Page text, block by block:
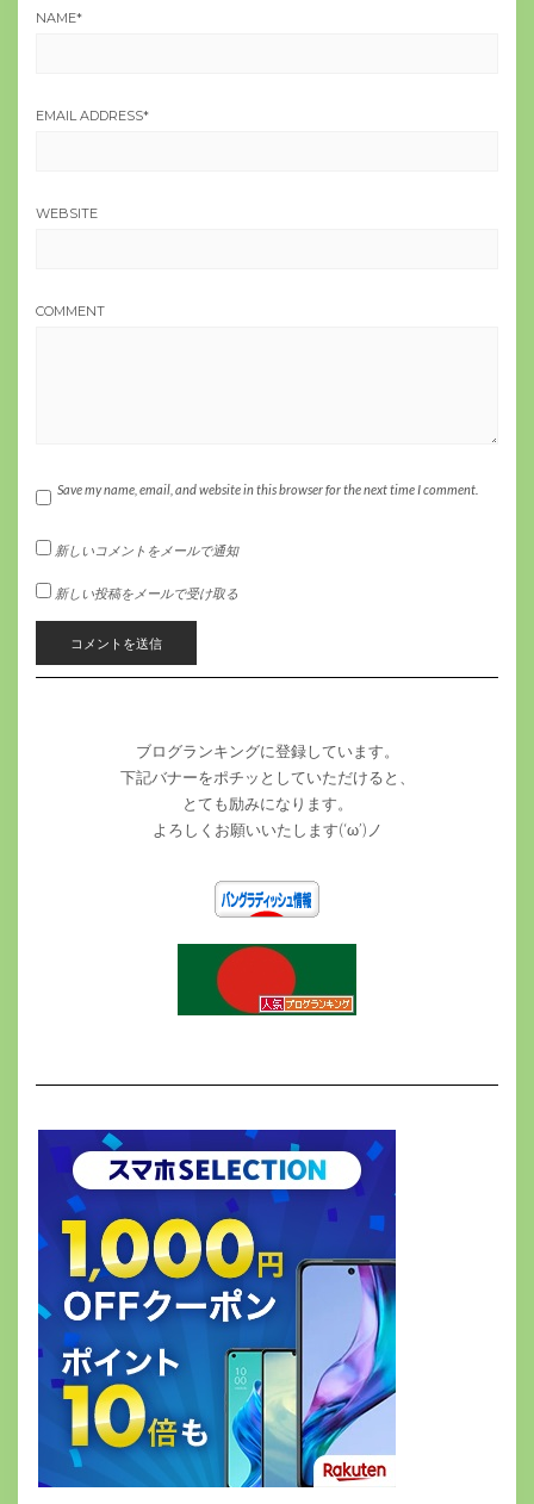
NAME*
EMAIL ADDRESS*
WEBSITE
COMMENT
Save my name, email, and website in this browser for the next time I comment.
新しいコメントをメールで通知
新しい投稿をメールで受け取る
ブログランキングに登録しています。
下記バナーをポチッとしていただけると、
とても励みになります。
よろしくお願いいたします(‘ω’)ノ